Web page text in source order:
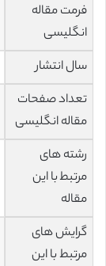
فرمت مقاله
انگلیسی
سال انتشار
تعداد صفحات
مقاله انگلیسی
رشته های
مرتبط با این
مقاله
گرایش های
مرتبط با این